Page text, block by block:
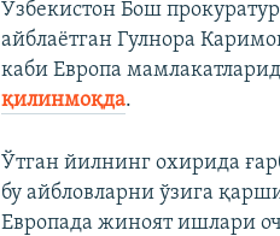
Ўзбекистон Бош
айблаётган Гулнора
каби Европа
қилинмоқда.
Ўтган йилнинг охирида
бу айбловларни ўзига
Европада жиноят ишлари